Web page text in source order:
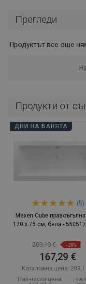
Прегледи
Продуктът все още
Продукти от
ДНИ НА БАНЯТА
(5)
Mexen Cube
170 x 75 см, бяла -
209,10 € -20%
167,29 €
Каталожна цена:
Най-ниска цена:
/